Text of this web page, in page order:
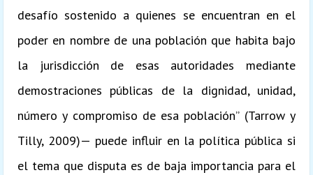
desafío sostenido a quienes se encuentran en el
poder en nombre de una población que habita bajo
la jurisdicción de esas autoridades mediante
demostraciones públicas de la dignidad, unidad,
número y compromiso de esa población” (Tarrow y
Tilly, 2009)— puede influir en la política pública si
el tema que disputa es de baja importancia para el